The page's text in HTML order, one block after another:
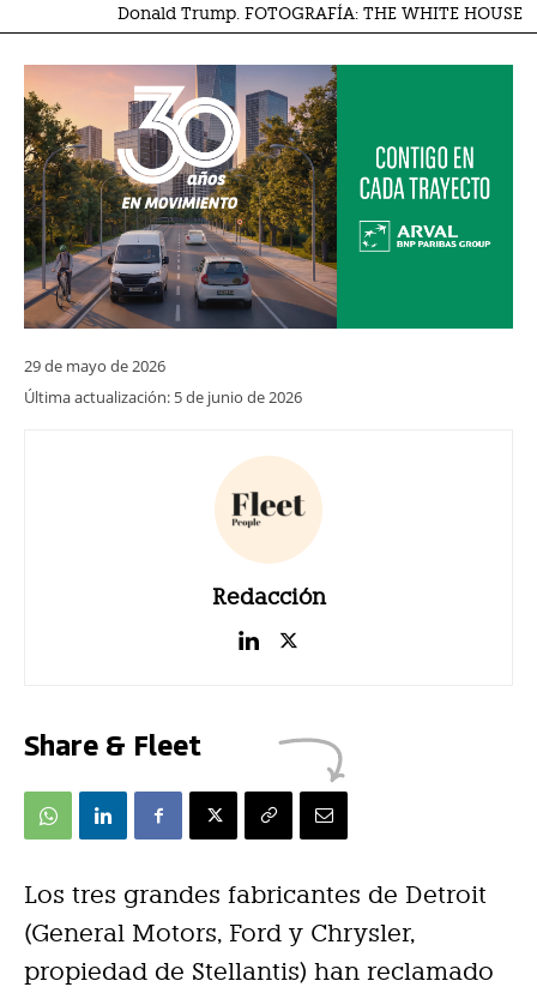
Donald Trump. FOTOGRAFÍA: THE WHITE HOUSE
29 de mayo de 2026
Última actualización: 5 de junio de 2026
Redacción
Share & Fleet
Los tres grandes fabricantes de Detroit
(General Motors, Ford y Chrysler,
propiedad de Stellantis) han reclamado